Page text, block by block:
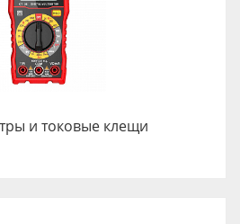
и токовые клещи